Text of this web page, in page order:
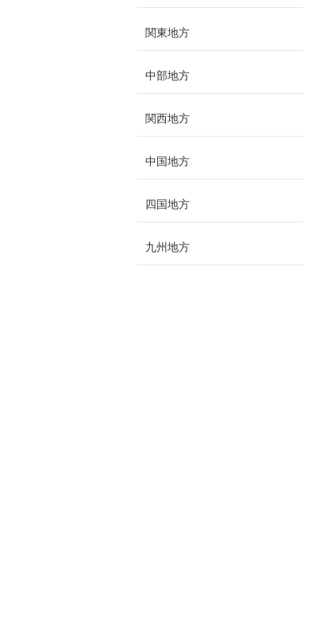
関東地方
中部地方
関西地方
中国地方
四国地方
九州地方